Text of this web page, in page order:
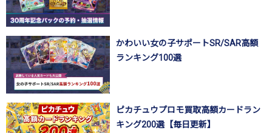
かわいい女の子サポートSR/SAR高額
ランキング100選
ピカチュウプロモ買取高額カードラン
キング200選【毎日更新】